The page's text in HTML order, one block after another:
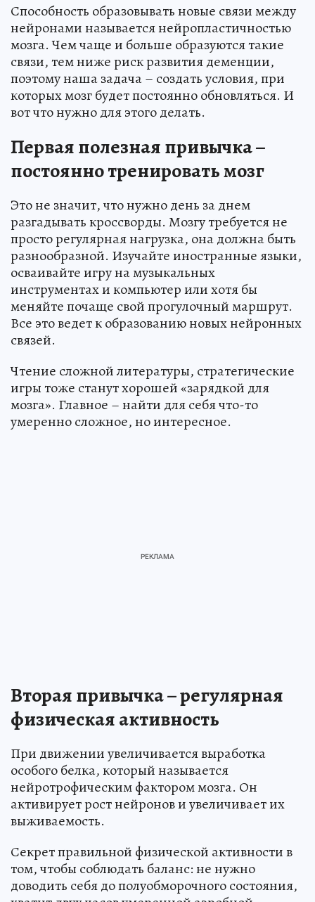
Способность образовывать новые связи между
нейронами называется нейропластичностью
мозга. Чем чаще и больше образуются такие
связи, тем ниже риск развития деменции,
поэтому наша задача – создать условия, при
которых мозг будет постоянно обновляться. И
вот что нужно для этого делать.
Первая полезная привычка –
постоянно тренировать мозг
Это не значит, что нужно день за днем
разгадывать кроссворды. Мозгу требуется не
просто регулярная нагрузка, она должна быть
разнообразной. Изучайте иностранные языки,
осваивайте игру на музыкальных
инструментах и компьютер или хотя бы
меняйте почаще свой прогулочный маршрут.
Все это ведет к образованию новых нейронных
связей.
Чтение сложной литературы, стратегические
игры тоже станут хорошей «зарядкой для
мозга». Главное – найти для себя что-то
умеренно сложное, но интересное.
Вторая привычка – регулярная
физическая активность
При движении увеличивается выработка
особого белка, который называется
нейротрофическим фактором мозга. Он
активирует рост нейронов и увеличивает их
выживаемость.
Секрет правильной физической активности в
том, чтобы соблюдать баланс: не нужно
доводить себя до полуобморочного состояния,